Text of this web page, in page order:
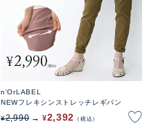
n'OrLABEL
NEWフレキシンストレッチレギパン
¥2,990 ¥2,392 税込